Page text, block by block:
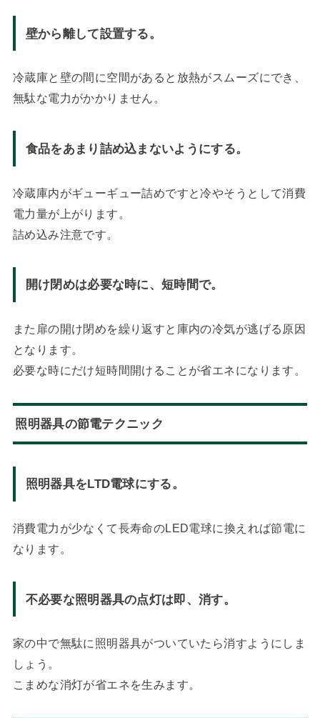
壁から離して設置する。
冷蔵庫と壁の間に空間があると放熱がスムーズにでき、
無駄な電力がかかりません。
食品をあまり詰め込まないようにする。
冷蔵庫内がギューギュー詰めですと冷やそうとして消費
電力量が上がります。
詰め込み注意です。
開け閉めは必要な時に、短時間で。
また扉の開け閉めを繰り返すと庫内の冷気が逃げる原因
となります。
必要な時にだけ短時間開けることが省エネになります。
照明器具の節電テクニック
照明器具をLTD電球にする。
消費電力が少なくて長寿命のLED電球に換えれば節電に
なります。
不必要な照明器具の点灯は即、消す。
家の中で無駄に照明器具がついていたら消すようにしま
しょう。
こまめな消灯が省エネを生みます。